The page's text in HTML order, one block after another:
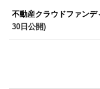
不動産クラウドファン
30日公開)